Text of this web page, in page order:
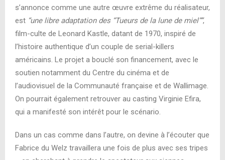
s’annonce comme une autre œuvre extrême du réalisateur,
est “une libre adaptation des “Tueurs de la lune de miel””,
film-culte de Leonard Kastle, datant de 1970, inspiré de
l’histoire authentique d’un couple de serial-killers
américains. Le projet a bouclé son financement, avec le
soutien notamment du Centre du cinéma et de
l’audiovisuel de la Communauté française et de Wallimage.
On pourrait également retrouver au casting Virginie Efira,
qui a manifesté son intérêt pour le scénario.
Dans un cas comme dans l’autre, on devine à l’écouter que
Fabrice du Welz travaillera une fois de plus avec ses tripes